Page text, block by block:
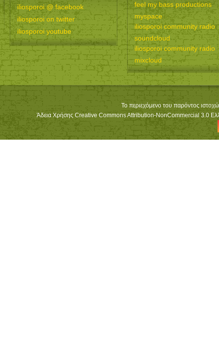
iliosporoi @ facebook
iliosporoi on twitter
iliosporoi youtube
feel my bass productions
myspace
iliosporoi community radio
soundcloud
iliosporoi community radio
mixcloud
Το περιεχόμενο του παρόντος
Άδεια Χρήσης Creative Commons Attribution-NonCommercial 3.0